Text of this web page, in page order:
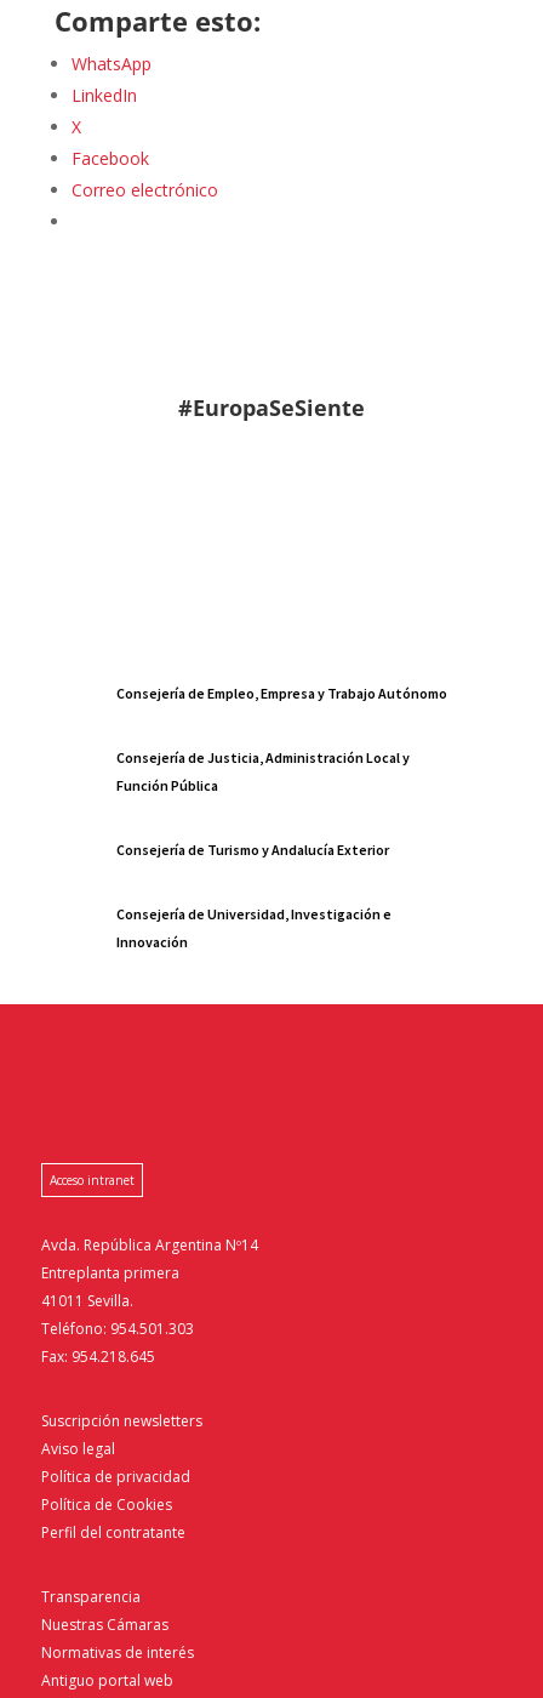
Comparte esto:
WhatsApp
LinkedIn
X
Facebook
Correo electrónico
#EuropaSeSiente
Consejería de Empleo, Empresa y Trabajo Autónomo
Consejería de Justicia, Administración Local y
Función Pública
Consejería de Turismo y Andalucía Exterior
Consejería de Universidad, Investigación e
Innovación
Acceso intranet
Avda. República Argentina Nº14
Entreplanta primera
41011 Sevilla.
Teléfono: 954.501.303
Fax: 954.218.645
Suscripción newsletters
Aviso legal
Política de privacidad
Política de Cookies
Perfil del contratante
Transparencia
Nuestras Cámaras
Normativas de interés
Antiguo portal web